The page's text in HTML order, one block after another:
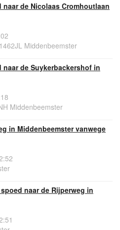
de Nicolaas Cromhoutlaan
Middenbeemster
de Suykerbackershof in
Middenbeemster
in Middenbeemster vanwege
naar de Rijperweg in